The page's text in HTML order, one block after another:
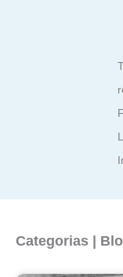
Categorias |